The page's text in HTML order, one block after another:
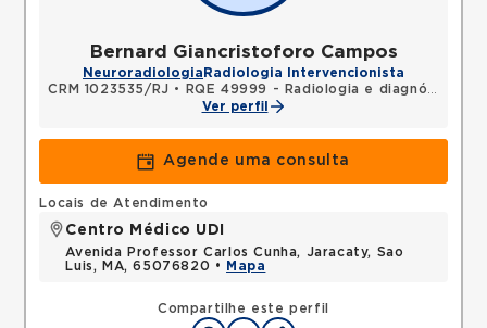
Bernard Giancristoforo Campos
Neuroradiologia Radiologia Intervencionista
CRM 1023535/RJ •
RQE 49999 - Radiologia e diagnóstico por imagem
Ver perfil
Agende uma consulta
Compartilhe este perfil
Locais de Atendimento
Centro Médico UDI
Avenida Professor Carlos Cunha, Jaracaty, Sao
Luis, MA, 65076820 •
Mapa